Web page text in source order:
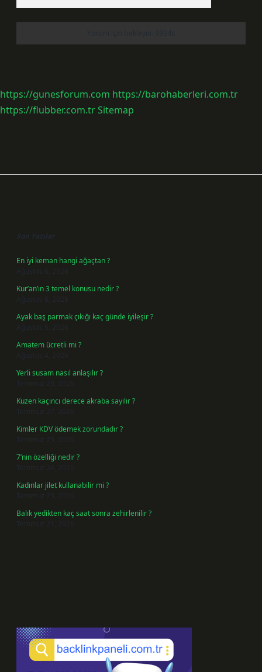
https://gunesforum.com https://barohaberleri.com.tr
https://flubber.com.trSitemap
Son Yazılar
En iyi keman hangi ağaçtan ?
Ağustos 6, 2026
Kur’an’ın 3 temel konusu nedir ?
Ağustos 6, 2026
Ayak baş parmak çıkığı kaç günde iyileşir ?
Ağustos 5, 2026
Amatem ücretli mi ?
Ağustos 4, 2026
Yerli susam nasıl anlaşılır ?
Temmuz 29, 2026
Kuzen kaçıncı derece akraba sayılır ?
Temmuz 27, 2026
Kimler KDV ödemek zorundadır ?
Temmuz 25, 2026
7’nin özelliği nedir ?
Temmuz 24, 2026
Kadınlar jilet kullanabilir mi ?
Temmuz 23, 2026
Balık yedikten kaç saat sonra zehirlenilir ?
Temmuz 21, 2026